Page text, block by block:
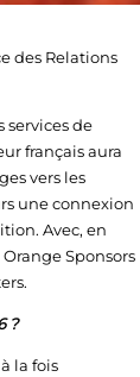
des Relations
services de
français aura
vers les
une connexion
Avec, en
Sponsors
?
la fois